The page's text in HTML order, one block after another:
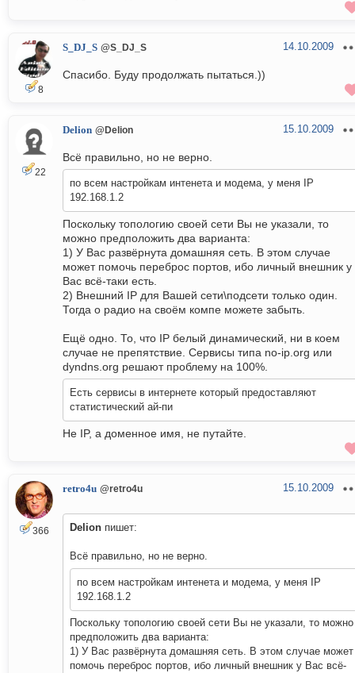
8
S_DJ_S @S_DJ_S 14.10.2009
Спасибо. Буду продолжать пытаться.))
22
Delion @Delion 15.10.2009
Всё правильно, но не верно.
по всем настройкам интенета и модема, у меня IP
192.168.1.2
Поскольку топологию своей сети Вы не указали, то
можно предположить два варианта:
1) У Вас развёрнута домашняя сеть. В этом случае
может помочь переброс портов, ибо личный внешник у
Вас всё-таки есть.
2) Внешний IP для Вашей сети\подсети только один.
Тогда о радио на своём компе можете забыть.
Ещё одно. То, что IP белый динамический, ни в коем
случае не препятствие. Сервисы типа no-ip.org или
dyndns.org решают проблему на 100%.
Есть сервисы в интернете который предоставляют
статистический ай-пи
Не IP, а доменное имя, не путайте.
366
retro4u @retro4u 15.10.2009
Delion пишет:
Всё правильно, но не верно.
по всем настройкам интенета и модема, у меня IP
192.168.1.2
Поскольку топологию своей сети Вы не указали, то можно
предположить два варианта:
1) У Вас развёрнута домашняя сеть. В этом случае может
помочь переброс портов, ибо личный внешник у Вас всё-